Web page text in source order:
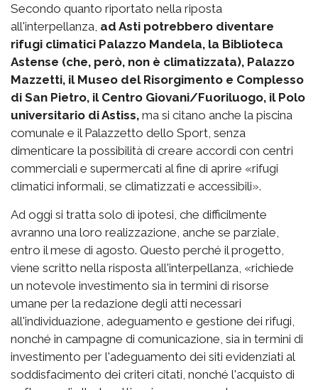
Secondo quanto riportato nella riposta
all'interpellanza, ad Asti potrebbero diventare
rifugi climatici Palazzo Mandela, la Biblioteca
Astense (che, però, non è climatizzata), Palazzo
Mazzetti, il Museo del Risorgimento e Complesso
di San Pietro, il Centro Giovani/Fuoriluogo, il Polo
universitario di Astiss, ma si citano anche la piscina
comunale e il Palazzetto dello Sport, senza
dimenticare la possibilità di creare accordi con centri
commerciali e supermercati al fine di aprire «rifugi
climatici informali, se climatizzati e accessibili».
Ad oggi si tratta solo di ipotesi, che difficilmente
avranno una loro realizzazione, anche se parziale,
entro il mese di agosto. Questo perché il progetto,
viene scritto nella risposta all'interpellanza, «richiede
un notevole investimento sia in termini di risorse
umane per la redazione degli atti necessari
all'individuazione, adeguamento e gestione dei rifugi,
nonché in campagne di comunicazione, sia in termini di
investimento per l'adeguamento dei siti evidenziati al
soddisfacimento dei criteri citati, nonché l'acquisto di